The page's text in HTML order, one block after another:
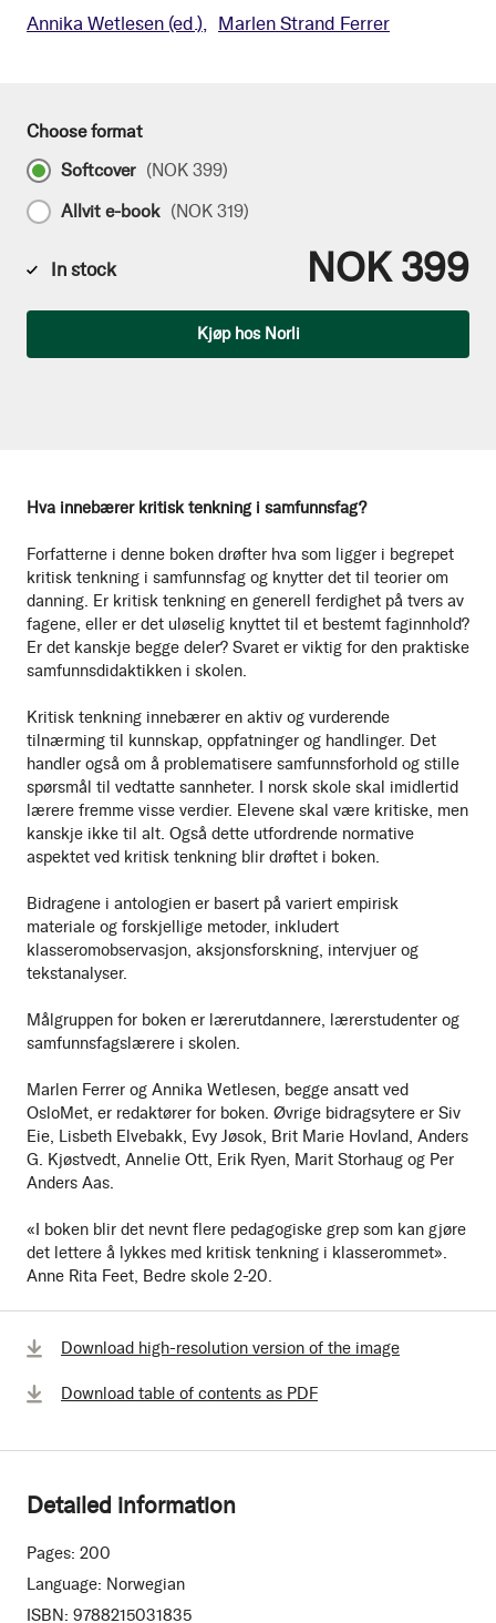
Annika Wetlesen (ed.) Marlen Strand Ferrer
Hva innebærer kritisk tenkning i samfunnsfag?
Forfatterne i denne boken drøfter hva som ligger i begrepet
kritisk tenkning i samfunnsfag og knytter det til teorier om
danning. Er kritisk tenkning en generell ferdighet på tvers av
fagene, eller er det uløselig knyttet til et bestemt faginnhold?
Er det kanskje begge deler? Svaret er viktig for den praktiske
samfunnsdidaktikken i skolen.
Kritisk tenkning innebærer en aktiv og vurderende
tilnærming til kunnskap, oppfatninger og handlinger. Det
handler også om å problematisere samfunnsforhold og stille
spørsmål til vedtatte sannheter. I norsk skole skal imidlertid
lærere fremme visse verdier. Elevene skal være kritiske, men
kanskje ikke til alt. Også dette utfordrende normative
aspektet ved kritisk tenkning blir drøftet i boken.
Bidragene i antologien er basert på variert empirisk
materiale og forskjellige metoder, inkludert
klasseromobservasjon, aksjonsforskning, intervjuer og
tekstanalyser.
Målgruppen for boken er lærerutdannere, lærerstudenter og
samfunnsfagslærere i skolen.
Marlen Ferrer og Annika Wetlesen, begge ansatt ved
OsloMet, er redaktører for boken. Øvrige bidragsytere er Siv
Eie, Lisbeth Elvebakk, Evy Jøsok, Brit Marie Hovland, Anders
G. Kjøstvedt, Annelie Ott, Erik Ryen, Marit Storhaug og Per
Anders Aas.
«I boken blir det nevnt flere pedagogiske grep som kan gjøre
det lettere å lykkes med kritisk tenkning i klasserommet».
Anne Rita Feet, Bedre skole 2-20.
Choose format
Softcover (NOK 399)
Allvit e-book (NOK 319)
In stock NOK 399
Kjøp hos Norli
Download high-resolution version of the image
Download table of contents as PDF
Detailed information
Pages: 200
Language: Norwegian
ISBN: 9788215031835